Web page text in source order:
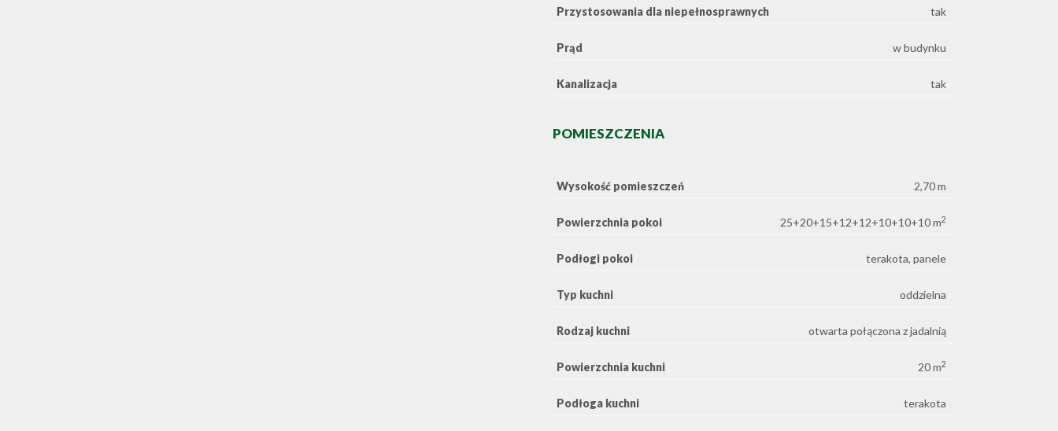
Przystosowania dla niepełnosprawnych tak
Prąd w budynku
Kanalizacja tak
POMIESZCZENIA
Wysokość pomieszczeń 2,70 m
Powierzchnia pokoi 25+20+15+12+12+10+10+10 m2
Podłogi pokoi terakota, panele
Typ kuchni oddzielna
Rodzaj kuchni otwarta połączona z jadalnią
Powierzchnia kuchni 20 m2
Podłoga kuchni terakota